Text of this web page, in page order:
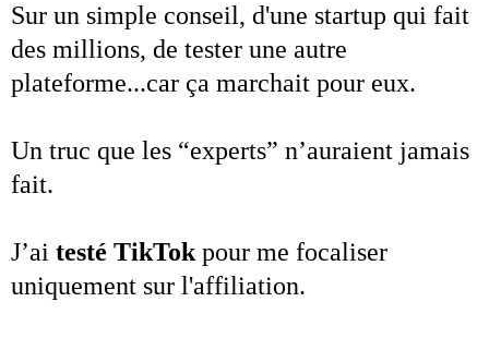
Sur un simple conseil, d'une startup qui fait
des millions, de tester une autre
plateforme...car ça marchait pour eux.
Un truc que les “experts” n’auraient jamais
fait.
J’ai testé TikTokpour me focaliser
uniquement sur l'affiliation.